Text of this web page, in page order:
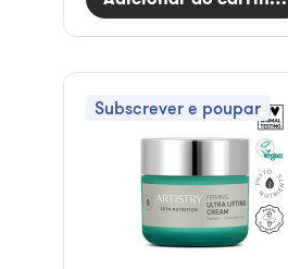
Subscrever e poupar